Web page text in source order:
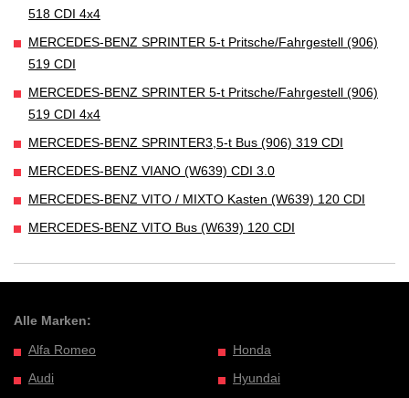
518 CDI 4x4
MERCEDES-BENZ SPRINTER 5-t Pritsche/Fahrgestell (906)
519 CDI
MERCEDES-BENZ SPRINTER 5-t Pritsche/Fahrgestell (906)
519 CDI 4x4
MERCEDES-BENZ SPRINTER3,5-t Bus (906) 319 CDI
MERCEDES-BENZ VIANO (W639) CDI 3.0
MERCEDES-BENZ VITO / MIXTO Kasten (W639) 120 CDI
MERCEDES-BENZ VITO Bus (W639) 120 CDI
Alle Marken:
Alfa Romeo
Audi
Honda
Hyundai